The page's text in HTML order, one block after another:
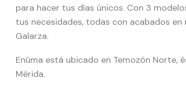
para hacer tus días únicos. Con 3
tus necesidades, todas con acabados
Galarza.
Enûma está ubicado en Temozón Norte,
Mérida.